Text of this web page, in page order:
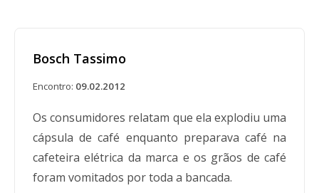
Bosch Tassimo
Encontro: 09.02.2012
Os consumidores relatam que ela explodiu uma
cápsula de café enquanto preparava café na
cafeteira elétrica da marca e os grãos de café
foram vomitados por toda a bancada.